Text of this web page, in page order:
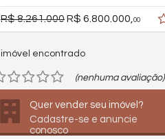
R$ 8.261.000R$ 6.800.000, 00
imóvel encontrado
(nenhuma avaliação)
Quer vender seu imóvel?
Cadastre-se e anuncie
conosco